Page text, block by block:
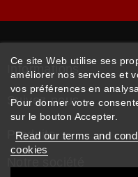
Informations
Suivez-nous
Produits
Ce site Web utilise ses
améliorer nos services et
vos préférences en
Pour donner votre
sur le bouton Accepter.
Read our terms and
cookies